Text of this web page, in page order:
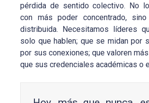
pérdida de sentido colectivo. No
con más poder concentrado,
distribuida. Necesitamos líderes
solo que hablen; que se midan por
por sus conexiones; que valoren
que sus credenciales académicas o